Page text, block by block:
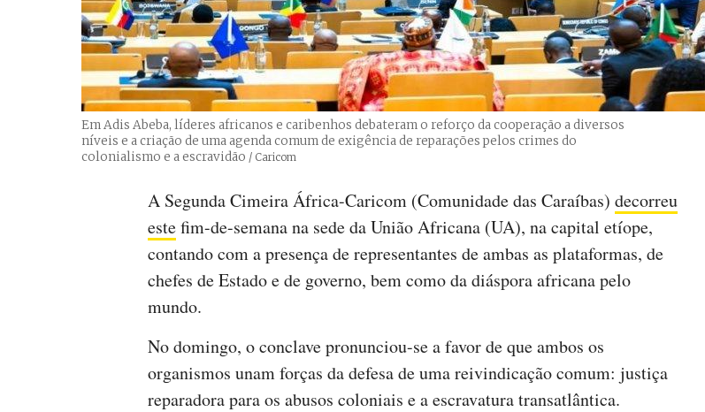
Em Adis Abeba, líderes africanos e caribenhos debateram o reforço da cooperação a diversos
níveis e a criação de uma agenda comum de exigência de reparações pelos crimes do
colonialismo e a escravidão Créditos
/ Caricom
A Segunda Cimeira África-Caricom (Comunidade das Caraíbas) decorreu
estefim-de-semana na sede da União Africana (UA), na capital etíope,
contando com a presença de representantes de ambas as plataformas, de
chefes de Estado e de governo, bem como da diáspora africana pelo
mundo.
No domingo, o conclave pronunciou-se a favor de que ambos os
organismos unam forças da defesa de uma reivindicação comum: justiça
reparadora para os abusos coloniais e a escravatura transatlântica.